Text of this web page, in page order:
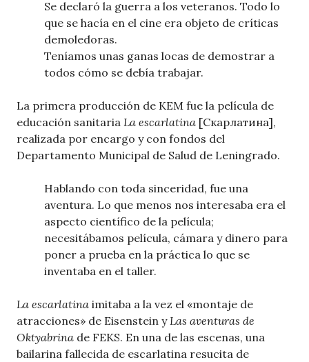
Se declaró la guerra a los veteranos. Todo lo
que se hacía en el cine era objeto de críticas
demoledoras.
Teníamos unas ganas locas de demostrar a
todos cómo se debía trabajar.
La primera producción de KEM fue la película de
educación sanitaria La escarlatina [Скарлатина],
realizada por encargo y con fondos del
Departamento Municipal de Salud de Leningrado.
Hablando con toda sinceridad, fue una
aventura. Lo que menos nos interesaba era el
aspecto científico de la película;
necesitábamos película, cámara y dinero para
poner a prueba en la práctica lo que se
inventaba en el taller.
La escarlatina imitaba a la vez el «montaje de
atracciones» de Eisenstein yLas aventuras de
Oktyabrina de FEKS. En una de las escenas, una
bailarina fallecida de escarlatina resucita de